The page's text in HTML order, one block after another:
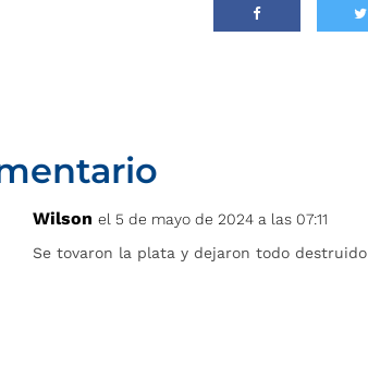
Wilson el 5 de mayo de 2024 a las 07:11
Se tovaron la plata y dejaron todo destruido